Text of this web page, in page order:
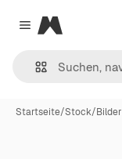
Close menu
Magnific
Startseite/Stock/Bilder